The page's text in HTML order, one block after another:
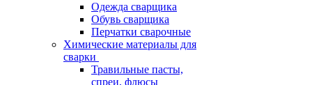
Одежда сварщика
Обувь сварщика
Перчатки сварочные
Химические материалы для
сварки
Травильные пасты,
спреи, флюсы